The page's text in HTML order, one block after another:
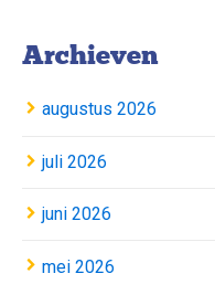
Archieven
augustus 2026
juli 2026
juni 2026
mei 2026